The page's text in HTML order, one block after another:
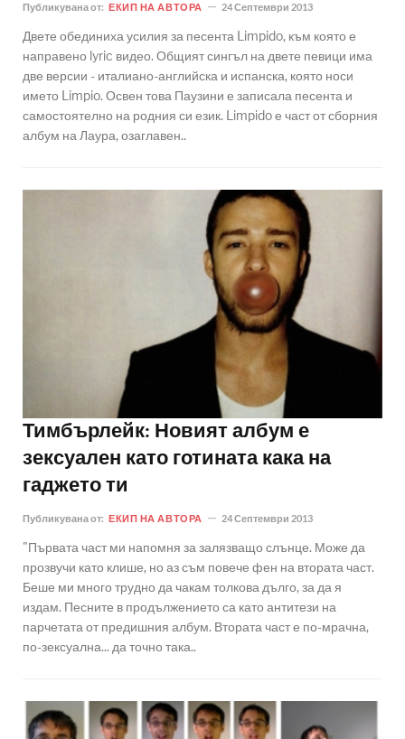
Публикувана от: ЕКИП НА АВТОРА 24 Септември 2013
Двете обединиха усилия за песента Limpido, към която е
направено lyric видео. Общият сингъл на двете певици има
две версии - италиано-английска и испанска, която носи
името Limpio. Освен това Паузини е записала песента и
самостоятелно на родния си език. Limpido е част от сборния
албум на Лаура, озаглавен..
Тимбърлейк: Новият албум е
зексуален като готината кака на
гаджето ти
Публикувана от: ЕКИП НА АВТОРА 24 Септември 2013
"Първата част ми напомня за залязващо слънце. Може да
прозвучи като клише, но аз съм повече фен на втората част.
Беше ми много трудно да чакам толкова дълго, за да я
издам. Песните в продължението са като антитези на
парчетата от предишния албум. Втората част е по-мрачна,
по-зексуална... да точно така..